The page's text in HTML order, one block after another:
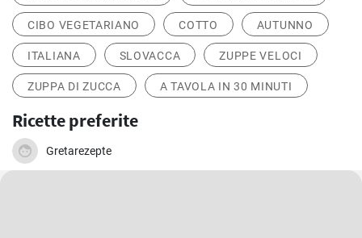
CIBO VEGETARIANO COTTO AUTUNNO
ITALIANA SLOVACCA ZUPPE VELOCI
ZUPPA DI ZUCCA A TAVOLA IN 30 MINUTI
Ricette preferite
Gretarezepte